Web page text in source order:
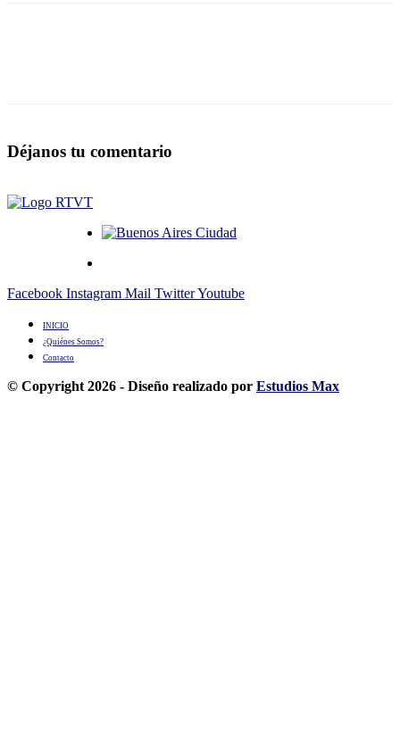
Déjanos tu comentario
Facebook Instagram Mail TwitterYoutube
INICIO
¿Quiénes Somos?
Contacto
© Copyright 2026 - Diseño realizado por Estudios Max